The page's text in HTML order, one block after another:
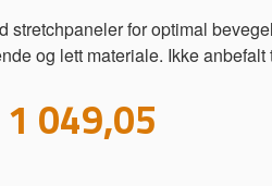
stretchpaneler for optimal
og lett materiale. Ikke
1 049,05